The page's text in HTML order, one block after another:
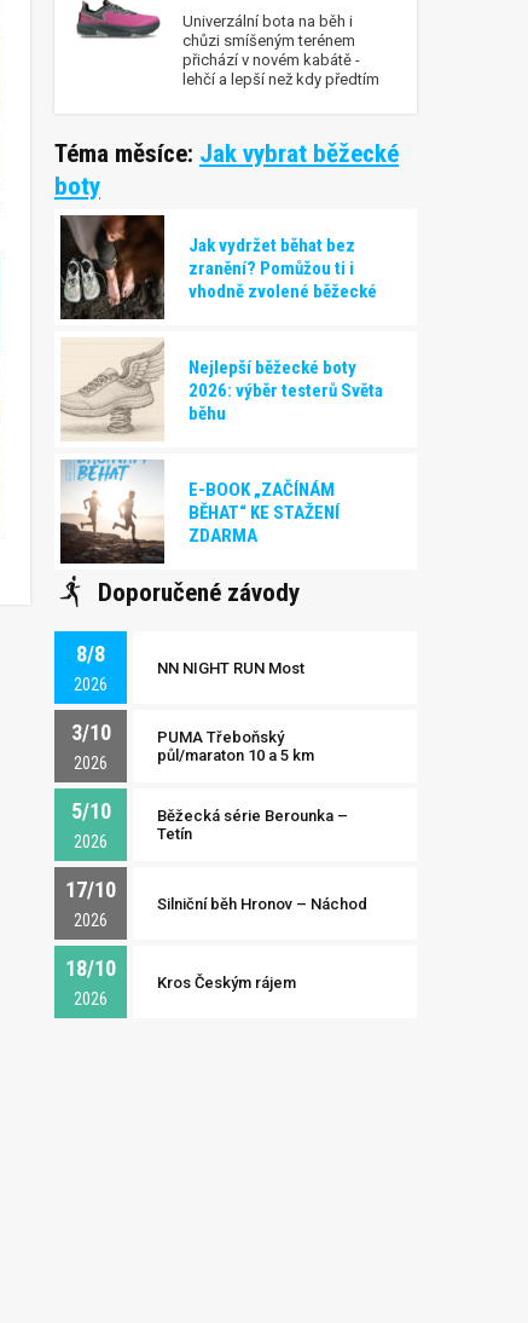
Univerzální bota na běh i
chůzi smíšeným terénem
přichází v novém kabátě -
lehčí a lepší než kdy předtím
Téma měsíce: Jak vybrat běžecké
boty
Jak vydržet běhat bez
zranění? Pomůžou ti i
vhodně zvolené běžecké
Nejlepší běžecké boty
2026: výběr testerů Světa
běhu
E-BOOK „ZAČÍNÁM
BĚHAT“ KE STAŽENÍ
ZDARMA
Doporučené závody
8/8
2026
NN NIGHT RUN Most
3/10
2026
PUMA Třeboňský
půl/maraton 10 a 5 km
5/10
2026
Běžecká série Berounka –
Tetín
17/10
2026
Silniční běh Hronov – Náchod
18/10
2026
Kros Českým rájem